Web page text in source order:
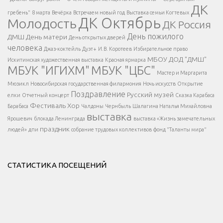
Напишите нам
</span >
Написать
</button >
</div >
</div > </div >
гребень" 8 марта Вечёрка Встречаем новый год Выставка семьи Когтевых ДК
МолодостьДК Октябрь ДК Россия
ДМШ День матери День открытых дверей День пожилого
человека Джаз-коктейль Дуэт+ И.В. Коротеев Избирательное право
Искитимская художественная выставка Красная ярмарка МБОУ ДОД "ДМШ"
МБУК "ИГИХМ" МБУК "ЦБС" Мастер и Маргарита
Мюзикл Новосибирская государственная филармония Ночь искусств Открытие
елки Отчетный концерт Поздравление Русский музей Сказка Карабаса
Барабаса Фестиваль Хор Чалдоны Чернбыль Шалагина Наталья Михайловна
Ярошевич блокада Ленинграда выставка выставка «Жизнь замечательных
людей» дпи праздник собрание трудовых коллективов фонд "Таланты мира"
СТАТИСТИКА ПОСЕЩЕНИЙ